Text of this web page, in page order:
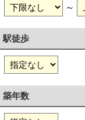
～
駅徒歩
築年数